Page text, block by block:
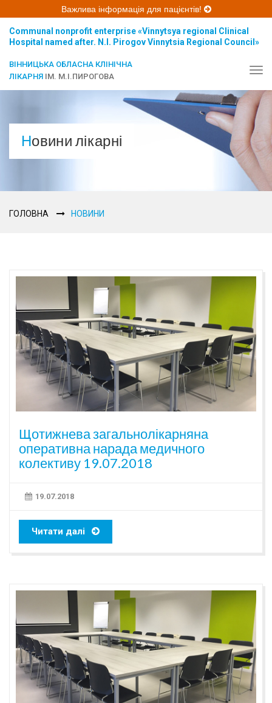
Важлива інформація для пацієнтів!
Communal nonprofit enterprise «Vinnytsya regional Clinical
Hospital named after. N.I. Pirogov Vinnytsia Regional Council»
ВІННИЦЬКА ОБЛАСНА КЛІНІЧНА
ЛІКАРНЯ ІМ. М.І.ПИРОГОВА
Новини лікарні
ГОЛОВНА НОВИНИ
Щотижнева загальнолікарняна
оперативна нарада медичного
колективу 19.07.2018
19.07.2018
Читати далі